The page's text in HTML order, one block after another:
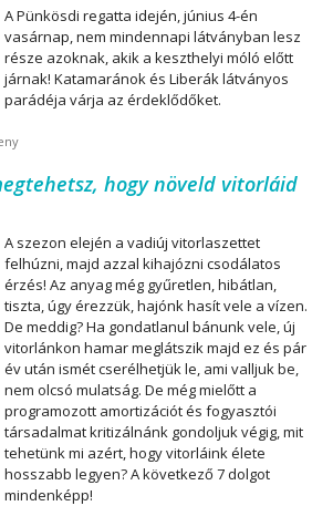
A Pünkösdi regatta idején, június 4-én
vasárnap, nem mindennapi látványban lesz
része azoknak, akik a keszthelyi móló előtt
járnak! Katamaránok és Liberák látványos
parádéja várja az érdeklődőket.
hogy növeld vitorláid
A szezon elején a vadiúj vitorlaszettet
felhúzni, majd azzal kihajózni csodálatos
érzés! Az anyag még gyűretlen, hibátlan,
tiszta, úgy érezzük, hajónk hasít vele a vízen.
De meddig? Ha gondatlanul bánunk vele, új
vitorlánkon hamar meglátszik majd ez és pár
év után ismét cserélhetjük le, ami valljuk be,
nem olcsó mulatság. De még mielőtt a
programozott amortizációt és fogyasztói
társadalmat kritizálnánk gondoljuk végig, mit
tehetünk mi azért, hogy vitorláink élete
hosszabb legyen? A következő 7 dolgot
mindenképp!